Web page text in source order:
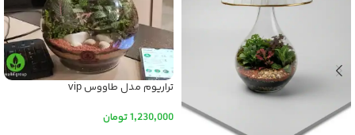
تراریوم مدل طاووس vip
1,230,000تومان